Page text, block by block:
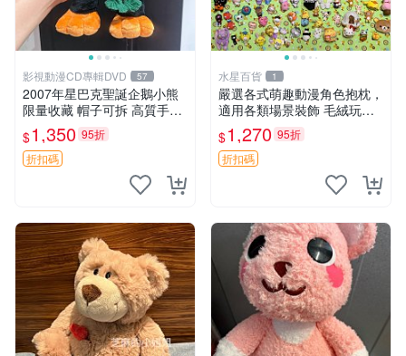
影視動漫CD專輯DVD 57
2007年星巴克聖誕企鵝小熊
限量收藏 帽子可拆 高質手感
超愛 聖誕限定 星巴克企鵝 小
熊杯墊
$1,350 95折
折扣碼
水星百貨 1
嚴選各式萌趣動漫角色抱枕，
適用各類場景裝飾 毛絨玩
具、卡通抱枕、趣味玩偶
$1,270 95折
折扣碼